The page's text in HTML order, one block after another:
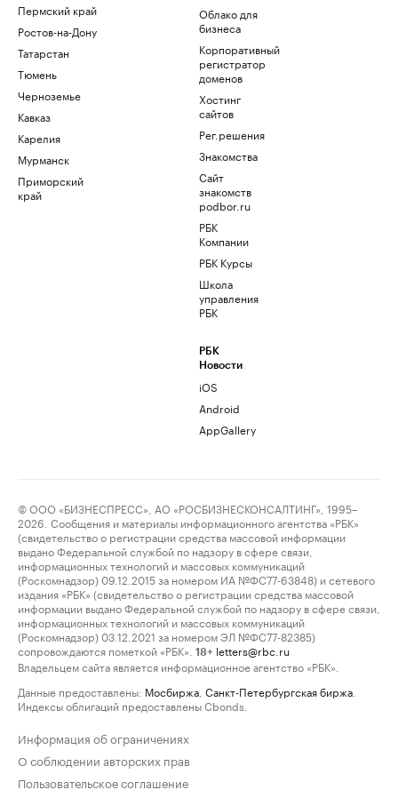
Пермский край
Ростов-на-Дону
Татарстан
Тюмень
Черноземье
Кавказ
Карелия
Мурманск
Приморский
край
Облако для
бизнеса
Корпоративный
регистратор
доменов
Хостинг
сайтов
Рег.решения
Знакомства
Сайт
знакомств
podbor.ru
РБК
Компании
РБК Курсы
Школа
управления
РБК
РБК
Новости
iOS
Android
AppGallery
© ООО «БИЗНЕСПРЕСС», АО «РОСБИЗНЕСКОНСАЛТИНГ», 1995–
2026. Сообщения и материалы информационного агентства «РБК»
(свидетельство о регистрации средства массовой информации
выдано Федеральной службой по надзору в сфере связи,
информационных технологий и массовых коммуникаций
(Роскомнадзор) 09.12.2015 за номером ИА №ФС77-63848) и сетевого
издания «РБК» (свидетельство о регистрации средства массовой
информации выдано Федеральной службой по надзору в сфере связи,
информационных технологий и массовых коммуникаций
(Роскомнадзор) 03.12.2021 за номером ЭЛ №ФС77-82385)
сопровождаются пометкой «РБК».
18+ letters@rbc.ru
Владельцем сайта является информационное агентство «РБК».
Данные предоставлены: Мосбиржа Санкт-Петербургская биржа
Индексы облигаций предоставлены Cbonds.
Информация об ограничениях
О соблюдении авторских прав
Пользовательское соглашение